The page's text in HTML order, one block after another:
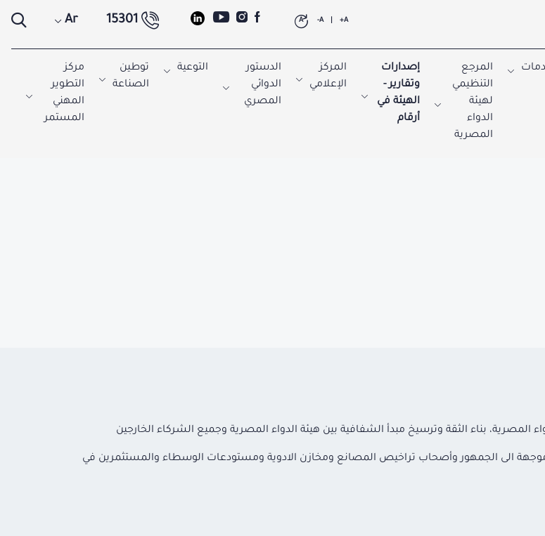
A+
A-
A
15301
Ar
المرجع
التنظيمي
لهيئة
الدواء
المصرية
إصدارات
وتقارير -
الهيئة في
أرقام
المركز
الإعلامي
الدستور
الدوائي
المصري
التوعية
توطين
الصناعة
مركز
التطوير
المهني
المستمر
المصرية، بناء الثقة وترسيخ مبدأ الشفافية بين هيئة الدواء المصرية وجميع الشركاء الخارجين
موجهة الى الجمهور وأصحاب تراخيص المصانع ومخازن الادوية ومستودعات الوسطاء والمستثمرين في